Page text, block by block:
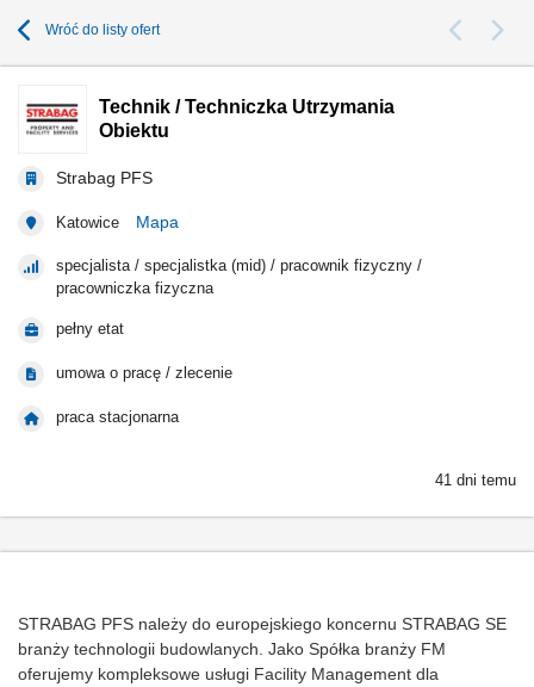
Wróć do listy ofert
Technik / Techniczka Utrzymania
Obiektu
Strabag PFS
Katowice Mapa
specjalista / specjalistka (mid) / pracownik fizyczny /
pracowniczka fizyczna
pełny etat
umowa o pracę / zlecenie
praca stacjonarna
41 dni temu
STRABAG PFS należy do europejskiego koncernu STRABAG SE
branży technologii budowlanych. Jako Spółka branży FM
oferujemy kompleksowe usługi Facility Management dla